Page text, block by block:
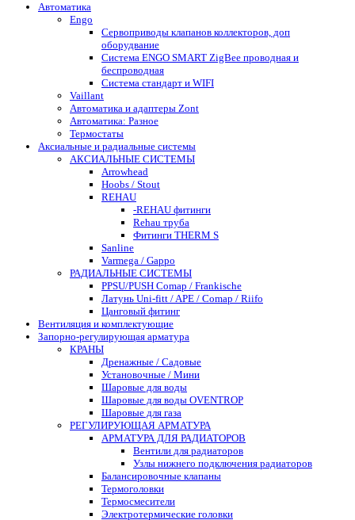
Автоматика
Engo
Сервоприводы клапанов коллекторов, доп
оборудвание
Система ENGO SMART ZigBee проводная и
беспроводная
Система стандарт и WIFI
Vaillant
Автоматика и адаптеры Zont
Автоматика: Разное
Термостаты
Аксиальные и радиальные системы
АКСИАЛЬНЫЕ СИСТЕМЫ
Arrowhead
Hoobs / Stout
REHAU
-REHAU фитинги
Rehau труба
Фитинги THERM S
Sanline
Varmega / Gappo
РАДИАЛЬНЫЕ СИСТЕМЫ
PPSU/PUSH Comap / Frankische
Латунь Uni-fitt / APE / Comap / Riifo
Цанговый фитинг
Вентиляция и комплектующие
Запорно-регулирующая арматура
КРАНЫ
Дренажные / Садовые
Установочные / Мини
Шаровые для воды
Шаровые для воды OVENTROP
Шаровые для газа
РЕГУЛИРУЮЩАЯ АРМАТУРА
АРМАТУРА ДЛЯ РАДИАТОРОВ
Вентили для радиаторов
Узлы нижнего подключения радиаторов
Балансировочные клапаны
Термоголовки
Термосмесители
Электротермические головки